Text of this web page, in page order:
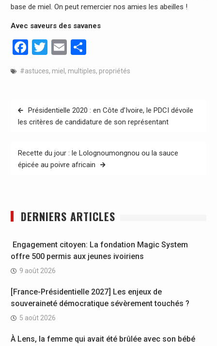
base de miel. On peut remercier nos amies les abeilles !
Avec saveurs des savanes
Facebook
Twitter
EmailPartager
#astuces, miel , multiples, propriétés
Navigation
de
Présidentielle 2020 : en Côte d’Ivoire, le PDCI dévoile
les critères de candidature de son représentant
Recette du jour : le Lolognoumongnou ou la sauce
épicée au poivre africain
DERNIERS ARTICLES
Engagement citoyen: La fondation Magic System
offre 500 permis aux jeunes ivoiriens
9 août 2026
[France-Présidentielle 2027] Les enjeux de
souveraineté démocratique sévèrement touchés ?
5 août 2026
À Lens, la femme qui avait été brûlée avec son bébé